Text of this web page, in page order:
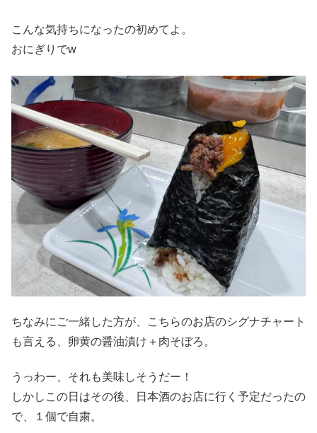
こんな気持ちになったの初めてよ。
おにぎりでw
ちなみにご一緒した方が、こちらのお店のシグナチャート
も言える、卵黄の醤油漬け＋肉そぼろ。
うっわー、それも美味しそうだー！
しかしこの日はその後、日本酒のお店に行く予定だったの
で、１個で自粛。